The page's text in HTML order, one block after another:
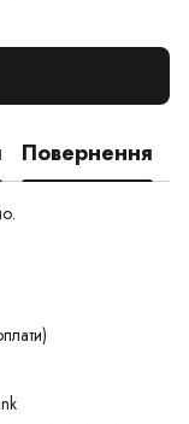
Повернення